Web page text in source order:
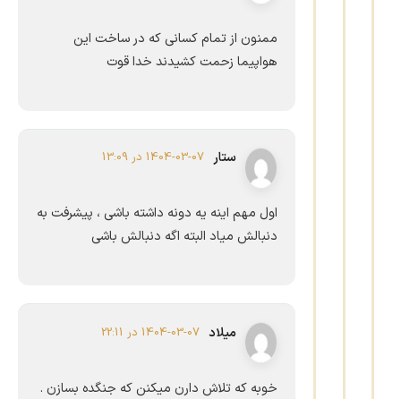
ممنون از تمام کسانی که در ساخت این
هواپیما زحمت کشیدند خدا قوت
ستار 1404-03-07 در 13:09
اول مهم اینه یه دونه داشته باشی ، پیشرفت به
دنبالش میاد البته اگه دنبالش باشی
میلاد 1404-03-07 در 22:11
خوبه که تلاش دارن میکنن که جنگده بسازن .